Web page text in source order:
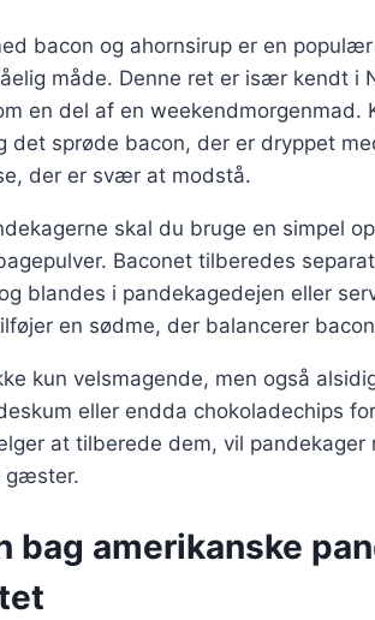
bacon og ahornsirup er en
måde. Denne ret er især kendt i
en del af en weekendmorgenmad.
det sprøde bacon, der er dryppet
der er svær at modstå.
skal du bruge en simpel
Baconet tilberedes
blandes i pandekagedejen eller
en sødme, der balancerer
kun velsmagende, men også
eller endda chokoladechips
at tilberede dem, vil
gæster.
bag amerikanske